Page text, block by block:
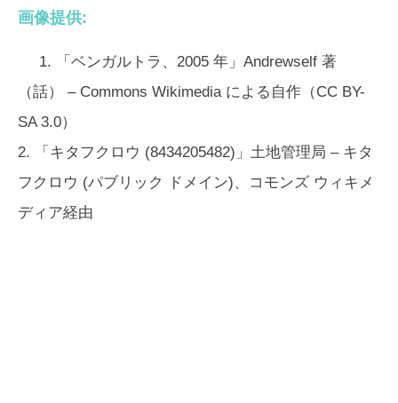
画像提供:
1. 「ベンガルトラ、2005 年」Andrewself 著
（話） – Commons Wikimedia による自作（CC BY-
SA 3.0）
2. 「キタフクロウ (8434205482)」土地管理局 – キタ
フクロウ (パブリック ドメイン)、コモンズ ウィキメ
ディア経由